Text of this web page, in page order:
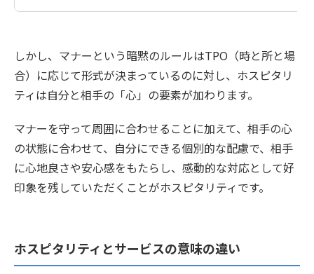
しかし、マナーという暗黙のルールはTPO（時と所と場
合）に応じて形式が決まっているのに対し、ホスピタリ
ティは自分と相手の「心」の要素が加わります。
マナーを守って周囲に合わせることに加えて、相手の心
の状態に合わせて、自分にできる個別的な配慮で、相手
に心地良さや安心感をもたらし、感動的な対応として好
印象を残していただくことがホスピタリティです。
ホスピタリティとサービスの意味の違い